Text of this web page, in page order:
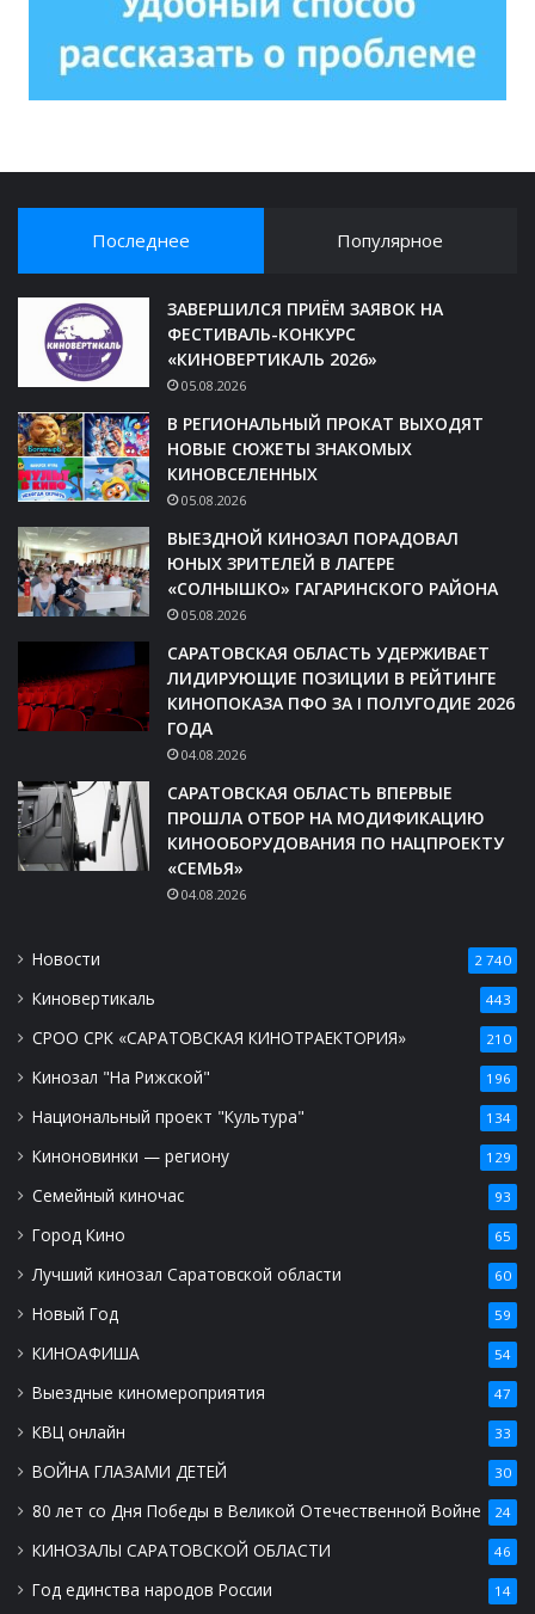
Последнее Популярное
ЗАВЕРШИЛСЯ ПРИЁМ ЗАЯВОК НА
ФЕСТИВАЛЬ-КОНКУРС
«КИНОВЕРТИКАЛЬ 2026»
05.08.2026
В РЕГИОНАЛЬНЫЙ ПРОКАТ ВЫХОДЯТ
НОВЫЕ СЮЖЕТЫ ЗНАКОМЫХ
КИНОВСЕЛЕННЫХ
05.08.2026
ВЫЕЗДНОЙ КИНОЗАЛ ПОРАДОВАЛ
ЮНЫХ ЗРИТЕЛЕЙ В ЛАГЕРЕ
«СОЛНЫШКО» ГАГАРИНСКОГО РАЙОНА
05.08.2026
САРАТОВСКАЯ ОБЛАСТЬ УДЕРЖИВАЕТ
ЛИДИРУЮЩИЕ ПОЗИЦИИ В РЕЙТИНГЕ
КИНОПОКАЗА ПФО ЗА I ПОЛУГОДИЕ 2026
ГОДА
04.08.2026
САРАТОВСКАЯ ОБЛАСТЬ ВПЕРВЫЕ
ПРОШЛА ОТБОР НА МОДИФИКАЦИЮ
КИНООБОРУДОВАНИЯ ПО НАЦПРОЕКТУ
«СЕМЬЯ»
04.08.2026
Новости 2 740
Киновертикаль 443
СРОО СРК «САРАТОВСКАЯ КИНОТРАЕКТОРИЯ» 210
Кинозал "На Рижской" 196
Национальный проект "Культура" 134
Киноновинки — региону 129
Семейный киночас 93
Город Кино 65
Лучший кинозал Саратовской области 60
Новый Год 59
КИНОАФИША 54
Выездные киномероприятия 47
КВЦ онлайн 33
ВОЙНА ГЛАЗАМИ ДЕТЕЙ 30
80 лет со Дня Победы в Великой Отечественной Войне 24
КИНОЗАЛЫ САРАТОВСКОЙ ОБЛАСТИ 46
Год единства народов России 14